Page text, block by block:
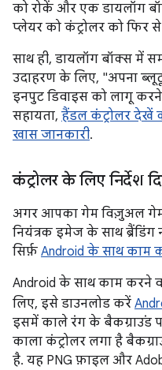
को रोकें और एक डायलॉग
प्लेयर को कंट्रोलर को
साथ ही, डायलॉग बॉक्स में
उदाहरण के लिए, "अपना
इनपुट डिवाइस को लागू
सहायता, हैंडल कंट्रोलर देखें
खास जानकारी.
कंट्रोलर के लिए निर्देश
अगर आपका गेम विज़ुअल गेम
नियंत्रक इमेज के साथ ब्रैंडिंग
सिर्फ़ Android के साथ काम
Android के साथ काम करने
लिए, इसे डाउनलोड करें
इसमें काले रंग के बैकग्राउंड
काला कंट्रोलर लगा है
है. यह PNG फ़ाइल और